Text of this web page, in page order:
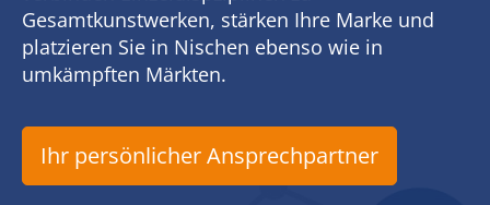
Gesamtkunstwerken, stärken Ihre Marke und
platzieren Sie in Nischen ebenso wie in
umkämpften Märkten.
Ihr persönlicher Ansprechpartner